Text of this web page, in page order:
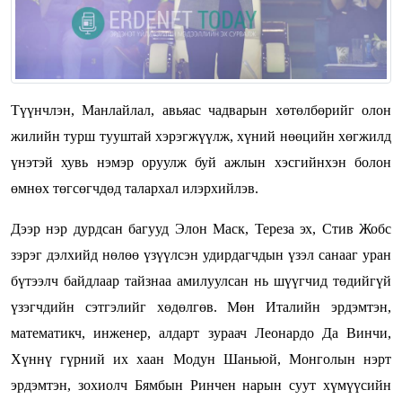
Түүнчлэн, Манлайлал, авьяас чадварын хөтөлбөрийг олон
жилийн турш тууштай хэрэгжүүлж, хүний нөөцийн хөгжилд
үнэтэй хувь нэмэр оруулж буй ажлын хэсгийнхэн болон
өмнөх төгсөгчдөд талархал илэрхийлэв.
Дээр нэр дурдсан багууд Элон Маск, Тереза эх, Стив Жобс
зэрэг дэлхийд нөлөө үзүүлсэн удирдагчдын үзэл санааг уран
бүтээлч байдлаар тайзнаа амилуулсан нь шүүгчид төдийгүй
үзэгчдийн сэтгэлийг хөдөлгөв. Мөн Италийн эрдэмтэн,
математикч, инженер, алдарт зураач Леонардо Да Винчи,
Хүннү гүрний их хаан Модун Шаньюй, Монголын нэрт
эрдэмтэн, зохиолч Бямбын Ринчен нарын суут хүмүүсийн